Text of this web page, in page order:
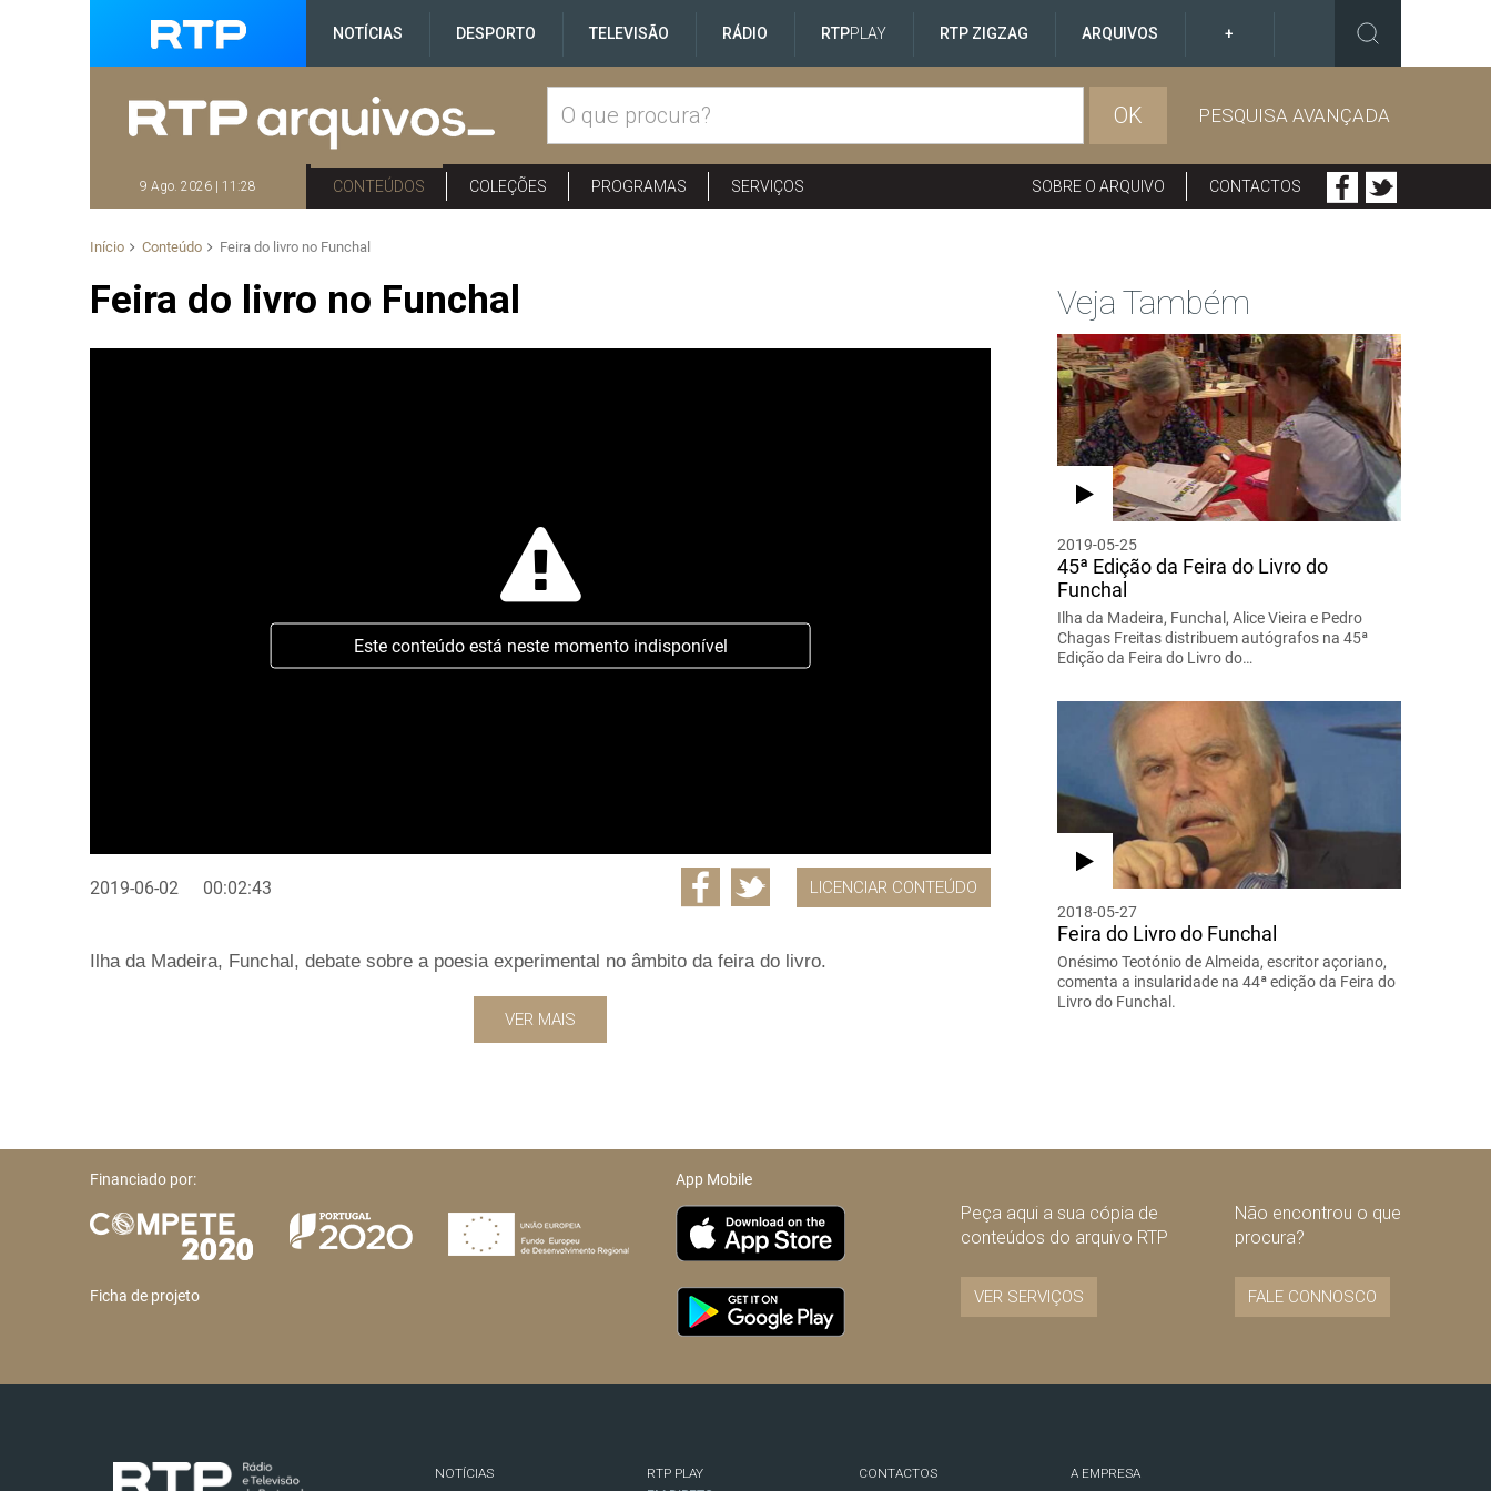
NOTÍCIAS DESPORTO TELEVISÃO RÁDIO RTPPLAY RTP ZIGZAG ARQUIVOS +
OK PESQUISA AVANÇADA
9 Ago. 2026 | 11:28 CONTEÚDOS COLEÇÕES PROGRAMAS SERVIÇOS SOBRE O ARQUIVO CONTACTOS
Início Conteúdo Feira do livro no Funchal
Feira do livro no Funchal
Este conteúdo está neste momento indisponível
2019-06-02 00:02:43 LICENCIAR CONTEÚDO
Ilha da Madeira, Funchal, debate sobre a poesia experimental no âmbito da feira do livro.
VER MAIS
Veja Também
2019-05-25
45ª Edição da Feira do Livro do
Funchal
Ilha da Madeira, Funchal, Alice Vieira e Pedro
Chagas Freitas distribuem autógrafos na 45ª
Edição da Feira do Livro do…
2018-05-27
Feira do Livro do Funchal
Onésimo Teotónio de Almeida, escritor açoriano,
comenta a insularidade na 44ª edição da Feira do
Livro do Funchal.
Financiado por:
Ficha de projeto
App Mobile
Peça aqui a sua cópia de
conteúdos do arquivo RTP
VER SERVIÇOS
Não encontrou o que
procura?
FALE CONNOSCO
NOTÍCIAS
RTP PLAY
CONTACTOS
A EMPRESA